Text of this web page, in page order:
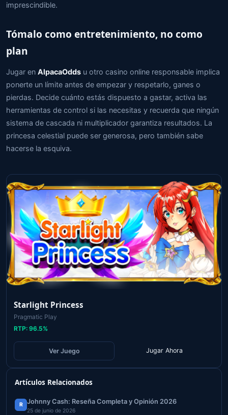
imprescindible.
Tómalo como entretenimiento, no como
plan
Jugar en AlpacaOdds u otro casino online responsable implica
ponerte un límite antes de empezar y respetarlo, ganes o
pierdas. Decide cuánto estás dispuesto a gastar, activa las
herramientas de control si las necesitas y recuerda que ningún
sistema de cascada ni multiplicador garantiza resultados. La
princesa celestial puede ser generosa, pero también sabe
hacerse la esquiva.
Starlight Princess
Pragmatic Play
RTP: 96.5%
Ver Juego Jugar Ahora
Artículos Relacionados
R Johnny Cash: Reseña Completa y Opinión 2026
25 de junio de 2026